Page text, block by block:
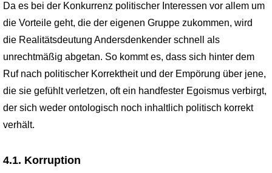
Da es bei der Konkurrenz politischer Interessen vor allem um
die Vorteile geht, die der eigenen Gruppe zukommen, wird
die Realitätsdeutung Andersdenkender schnell als
unrechtmäßig abgetan. So kommt es, dass sich hinter dem
Ruf nach politischer Korrektheit und der Empörung über jene,
die sie gefühlt verletzen, oft ein handfester Egoismus verbirgt,
der sich weder ontologisch noch inhaltlich politisch korrekt
verhält.
4.1. Korruption